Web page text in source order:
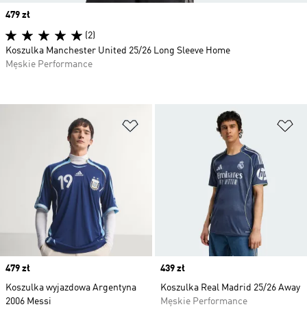
Dodaj do listy życzeń
Price
479 zł
Koszulka wyjazdowa Argentyna
2006 Messi
Price
439 zł
Koszulka Real Madrid 25/26 Away
Męskie Performance
Price
479 zł
(2)
Koszulka Manchester United 25/26 Long Sleeve Home
Męskie Performance